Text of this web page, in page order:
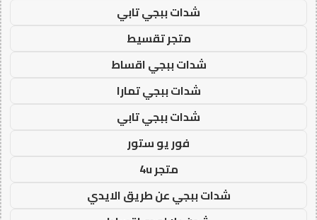
شدات ببجي تابي
متجر تقسيط
شدات ببجي اقساط
شدات ببجي تمارا
شدات ببجي تابي
فور يو ستور
متجر 4u
شدات ببجي عن طريق الايدي